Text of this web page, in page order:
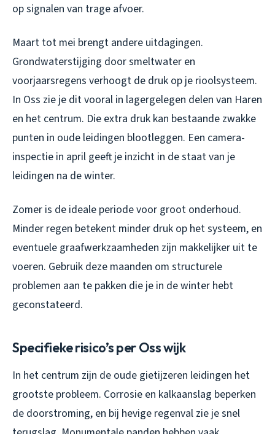
op signalen van trage afvoer.
Maart tot mei brengt andere uitdagingen.
Grondwaterstijging door smeltwater en
voorjaarsregens verhoogt de druk op je rioolsysteem.
In Oss zie je dit vooral in lagergelegen delen van Haren
en het centrum. Die extra druk kan bestaande zwakke
punten in oude leidingen blootleggen. Een camera-
inspectie in april geeft je inzicht in de staat van je
leidingen na de winter.
Zomer is de ideale periode voor groot onderhoud.
Minder regen betekent minder druk op het systeem, en
eventuele graafwerkzaamheden zijn makkelijker uit te
voeren. Gebruik deze maanden om structurele
problemen aan te pakken die je in de winter hebt
geconstateerd.
Specifieke risico’s per Oss wijk
In het centrum zijn de oude gietijzeren leidingen het
grootste probleem. Corrosie en kalkaanslag beperken
de doorstroming, en bij hevige regenval zie je snel